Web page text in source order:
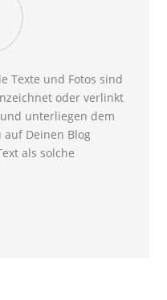
Texte und Fotos sind
oder verlinkt
unterliegen dem
Deinen Blog
als solche